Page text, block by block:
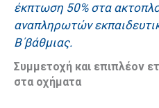
έκπτωση 50% στα
αναπληρωτών
Β΄βάθμιας.
Συμμετοχή και επιπλέον
στα οχήματα